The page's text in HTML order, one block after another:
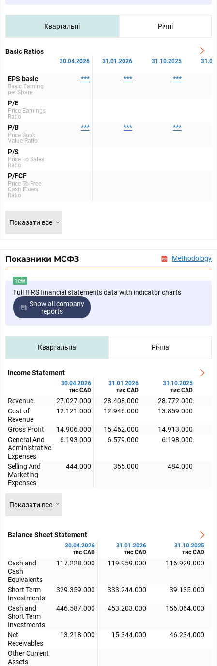
Квартальні Річні
Basic Ratios
30.04.2026 31.01.2026 31.10.2025
EPS basic
Basic Earning
per Share
*** *** ***
P/E
Price Earnings
Ratio
P/B
Price Book
Value Ratio
*** *** ***
P/S
Price To Sales
Ratio
P/FCF
Price To Free
Cash Flows
Ratio
Показати все
Показники МСФЗ Methodology
new
Full IFRS financial statements data with indicator charts
Show all company
reports
Квартальна Річна
Income Statement
30.04.2026
тис CAD
31.01.2026
тис CAD
31.10.2025
тис CAD
Revenue 27.027.000 28.408.000 28.772.000
Cost of
Revenue
12.121.000 12.946.000 13.859.000
Gross Profit 14.906.000 15.462.000 14.913.000
General And
Administrative
Expenses
6.193.000 6.579.000 6.198.000
Selling And
Marketing
Expenses
444.000 355.000 484.000
Показати все
Balance Sheet Statement
30.04.2026
тис CAD
31.01.2026
тис CAD
31.10.2025
тис CAD
Cash and
Cash
Equivalents
117.228.000 119.959.000 116.929.000
Short Term
Investments
329.359.000 333.244.000 39.135.000
Cash and
Short Term
Investments
446.587.000 453.203.000 156.064.000
Net
Receivables
13.218.000 15.344.000 46.234.000
Other Current
Assets